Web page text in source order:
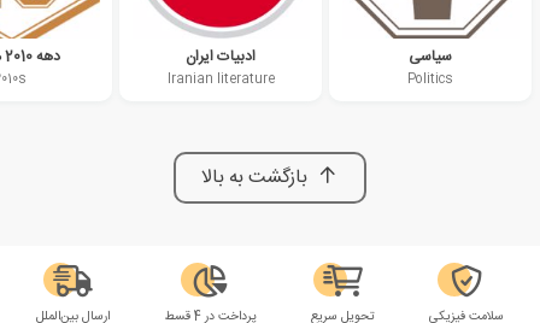
سیاسی
Politics
ادبیات ایران
Iranian literature
دهه 2010 میلادی
بازگشت به بالا
سلامت فیزیکی تحویل سریع پرداخت در 4 قسط ارسال بین‌الملل